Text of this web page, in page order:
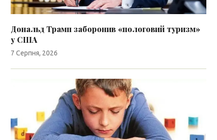
Дональд Трамп заборонив «пологовий туризм»
у США
7 Серпня, 2026